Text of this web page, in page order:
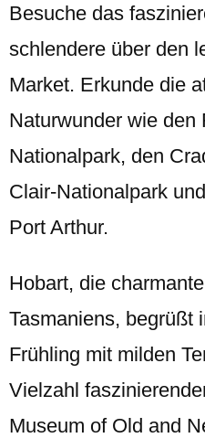
Besuche das
schlendere über den
Market. Erkunde die
Naturwunder wie den
Nationalpark, den
Clair-Nationalpark
Port Arthur.
Hobart, die
Tasmaniens, begrüßt
Frühling mit milden
Vielzahl
Museum of Old and